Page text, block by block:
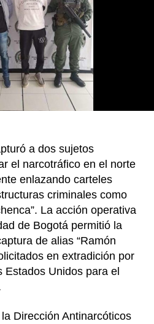
a dos sujetos
el narcotráfico en el norte
enlazando carteles
criminales como
La acción operativa
de Bogotá permitió la
de alias “Ramón
en extradición por
Estados Unidos para el
Dirección Antinarcóticos